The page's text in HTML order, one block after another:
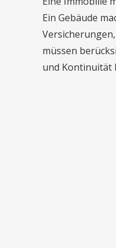
Ein Gebäude
müssen
und Kontinuität